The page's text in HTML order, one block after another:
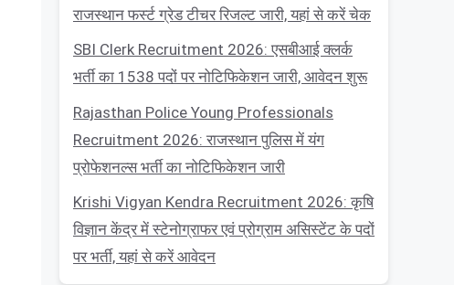
राजस्थान फर्स्ट ग्रेड टीचर रिजल्ट जारी, यहां से करें चेक
SBI Clerk Recruitment 2026: एसबीआई क्लर्क
भर्ती का 1538 पदों पर नोटिफिकेशन जारी, आवेदन शुरू
Rajasthan Police Young Professionals
Recruitment 2026: राजस्थान पुलिस में यंग
प्रोफेशनल्स भर्ती का नोटिफिकेशन जारी
Krishi Vigyan Kendra Recruitment 2026: कृषि
विज्ञान केंद्र में स्टेनोग्राफर एवं प्रोग्राम असिस्टेंट के पदों
पर भर्ती, यहां से करें आवेदन